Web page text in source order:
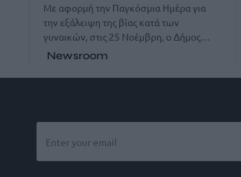
Με αφορμή την Παγκόσμια Ημέρα για
την εξάλειψη της βίας κατά των
γυναικών, στις 25 Νοέμβρη, ο Δήμος…
Newsroom